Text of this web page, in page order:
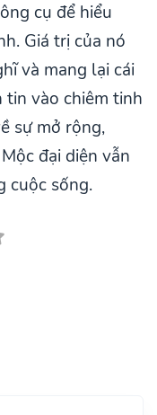
cụ để hiểu
Giá trị của nó
và mang lại cái
tin vào chiêm tinh
sự mở rộng,
đại diện vẫn
cuộc sống.